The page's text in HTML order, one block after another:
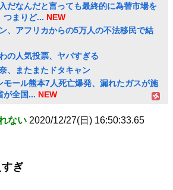
だなんだと言っても最終的に為替市場を
つまりど... NEW
、アフリカからの5万人の不法移民で結
の人気投票、ヤバすぎる
、またまたドタキャン
モール熊本7人死亡爆発、漏れたガスが施
全国... NEW
ない 2020/12/27(日) 16:50:33.65
ぎ